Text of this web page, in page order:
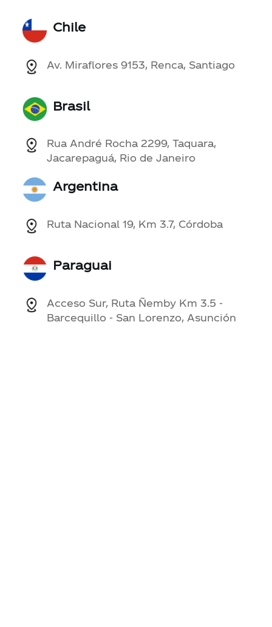
Chile
Av. Miraflores 9153, Renca, Santiago
Brasil
Rua André Rocha 2299, Taquara,
Jacarepaguá, Rio de Janeiro
Argentina
Ruta Nacional 19, Km 3.7, Córdoba
Paraguai
Acceso Sur, Ruta Ñemby Km 3.5 -
Barcequillo - San Lorenzo, Asunción